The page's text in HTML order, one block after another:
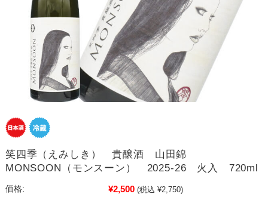
笑四季（えみしき） 貴醸酒 山田錦
MONSOON（モンスーン） 2025-26 火入 720ml
価格: ¥2,500 (税込 ¥2,750)